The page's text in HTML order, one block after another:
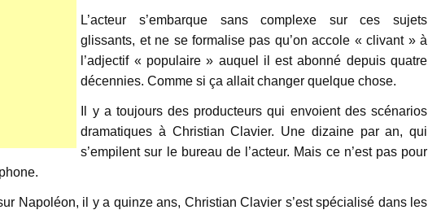
L’acteur s’embarque sans complexe sur ces sujets
glissants, et ne se formalise pas qu’on accole « clivant » à
l’adjectif « populaire » auquel il est abonné depuis quatre
décennies. Comme si ça allait changer quelque chose.
l y a toujours des producteurs qui envoient des scénarios
dramatiques à Christian Clavier. Une dizaine par an, qui
s’empilent sur le bureau de l’acteur. Mais ce n’est pas pour
Napoléon, il y a quinze ans, Christian Clavier s’est spécialisé dans les